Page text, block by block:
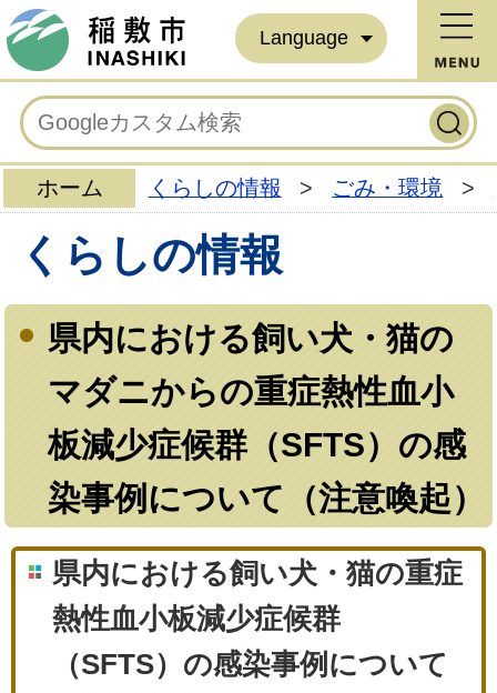
Language
ホーム くらしの情報 > ごみ・環境 >
くらしの情報
県内における飼い犬・猫の
マダニからの重症熱性血小
板減少症候群（SFTS）の感
染事例について（注意喚起）
県内における飼い犬・猫の重症
熱性血小板減少症候群
（SFTS）の感染事例について